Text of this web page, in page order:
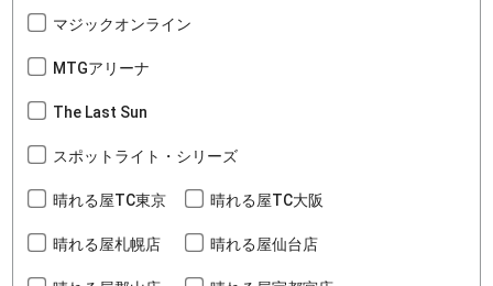
マジックオンライン
MTGアリーナ
The Last Sun
スポットライト・シリーズ
晴れる屋TC東京 晴れる屋TC大阪
晴れる屋札幌店 晴れる屋仙台店